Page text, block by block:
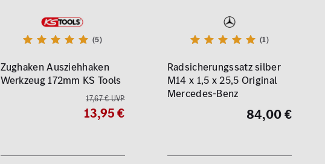
(5)
Zughaken Ausziehhaken
Werkzeug 172mm KS Tools
17,67 € UVP
13,95 €
(1)
Radsicherungssatz silber
M14 x 1,5 x 25,5 Original
Mercedes-Benz
84,00 €